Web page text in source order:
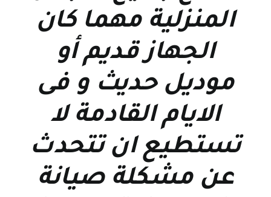
المنزلية مهما كان
الجهاز قديم أو
موديل حديث و فى
الايام القادمة لا
تستطيع ان تتحدث
عن مشكلة صيانة